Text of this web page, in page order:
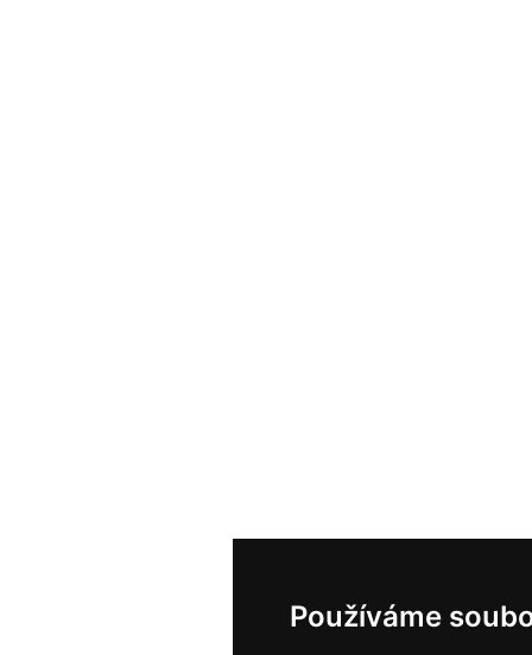
Používáme